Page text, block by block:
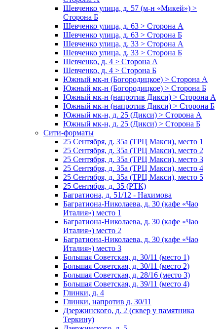
Шевченко улица, д. 57 (м-н «Микей») >
Сторона Б
Шевченко улица, д. 63 > Сторона А
Шевченко улица, д. 63 > Сторона Б
Шевченко улица, д. 33 > Сторона А
Шевченко улица, д. 33 > Сторона Б
Шевченко, д. 4 > Сторона А
Шевченко, д. 4 > Сторона Б
Южный мк-н (Богородицкое) > Сторона А
Южный мк-н (Богородицкое) > Сторона Б
Южный мк-н (напротив Дикси) > Сторона А
Южный мк-н (напротив Дикси) > Сторона Б
Южный мк-н, д. 25 (Дикси) > Сторона А
Южный мк-н, д. 25 (Дикси) > Сторона Б
Сити-форматы
25 Сентября, д. 35а (ТРЦ Макси), место 1
25 Сентября, д. 35а (ТРЦ Макси), место 2
25 Сентября, д. 35а (ТРЦ Макси), место 3
25 Сентября, д. 35а (ТРЦ Макси), место 4
25 Сентября, д. 35а (ТРЦ Макси), место 5
25 Сентября, д. 35 (РТК)
Багратиона, д. 51/12 - Нахимова
Багратиона-Николаева, д. 30 (кафе «Чао
Италия») место 1
Багратиона-Николаева, д. 30 (кафе «Чао
Италия») место 2
Багратиона-Николаева, д. 30 (кафе «Чао
Италия») место 3
Большая Советская, д. 30/11 (место 1)
Большая Советская, д. 30/11 (место 2)
Большая Советская, д. 28/16 (место 3)
Большая Советская, д. 39/11 (место 4)
Глинки, д. 4
Глинки, напротив д. 30/11
Дзержинского, д. 2 (сквер у памятника
Теркину)